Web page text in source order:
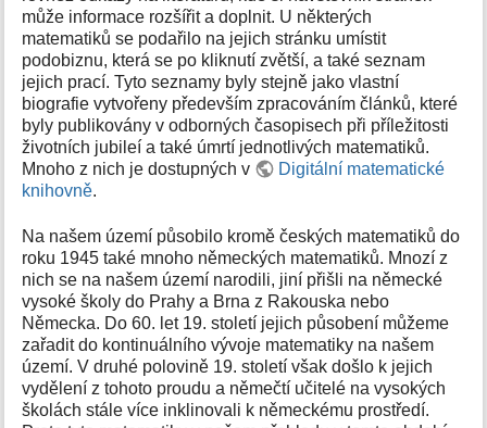
může informace rozšířit a doplnit. U některých
matematiků se podařilo na jejich stránku umístit
podobiznu, která se po kliknutí zvětší, a také seznam
jejich prací. Tyto seznamy byly stejně jako vlastní
biografie vytvořeny především zpracováním článků, které
byly publikovány v odborných časopisech při příležitosti
životních jubileí a také úmrtí jednotlivých matematiků.
Mnoho z nich je dostupných v
Digitální matematické
knihovně.
Na našem území působilo kromě českých matematiků do
roku 1945 také mnoho německých matematiků. Mnozí z
nich se na našem území narodili, jiní přišli na německé
vysoké školy do Prahy a Brna z Rakouska nebo
Německa. Do 60. let 19. století jejich působení můžeme
zařadit do kontinuálního vývoje matematiky na našem
území. V druhé polovině 19. století však došlo k jejich
vydělení z tohoto proudu a němečtí učitelé na vysokých
školách stále více inklinovali k německému prostředí.